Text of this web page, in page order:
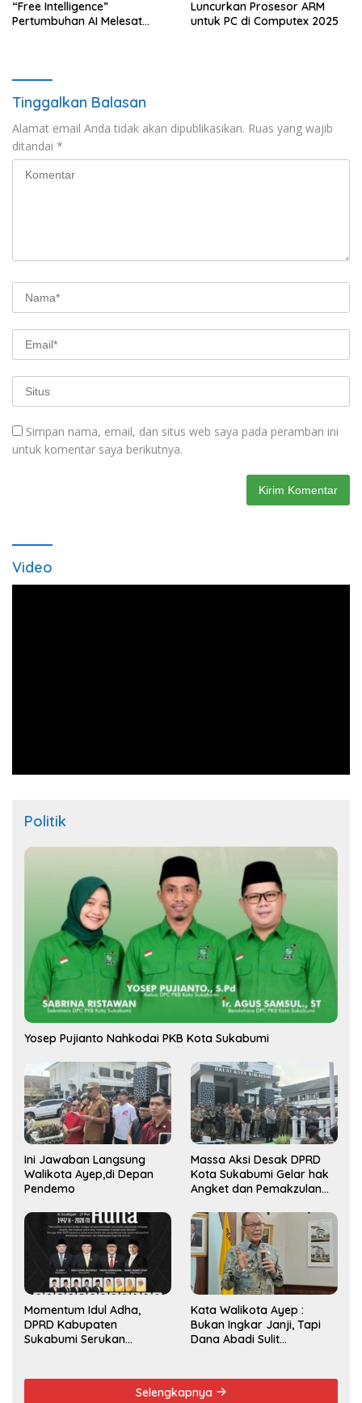
“Free Intelligence”
Pertumbuhan AI Melesat
Luncurkan Prosesor ARM
untuk PC di Computex 2025
Tinggalkan Balasan
Alamat email Anda tidak akan dipublikasikan. Ruas yang wajib
ditandai *
Simpan nama, email, dan situs web saya pada peramban ini
untuk komentar saya berikutnya.
Video
Politik
Yosep Pujianto Nahkodai PKB Kota Sukabumi
Ini Jawaban Langsung
Walikota Ayep,di Depan
Pendemo
Massa Aksi Desak DPRD
Kota Sukabumi Gelar hak
Angket dan Pemakzulan
Momentum Idul Adha,
DPRD Kabupaten
Sukabumi Serukan
Kata Walikota Ayep :
Bukan Ingkar Janji, Tapi
Dana Abadi Sulit
Selengkapnya